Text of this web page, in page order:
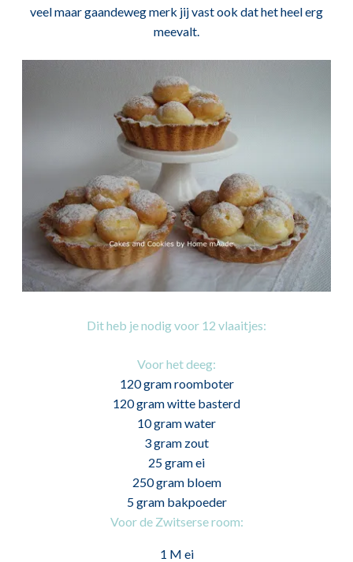
veel maar gaandeweg merk jij vast ook dat het heel erg
meevalt.
Dit heb je nodig voor 12 vlaaitjes:
Voor het deeg:
120 gram roomboter
120 gram witte basterd
10 gram water
3 gram zout
25 gram ei
250 gram bloem
5 gram bakpoeder
Voor de Zwitserse room:
1 M ei